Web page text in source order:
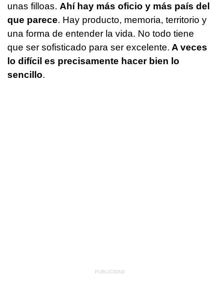
unas filloas. Ahí hay más oficio y más país del
que parece. Hay producto, memoria, territorio y
una forma de entender la vida. No todo tiene
que ser sofisticado para ser excelente. A veces
lo difícil es precisamente hacer bien lo
sencillo.